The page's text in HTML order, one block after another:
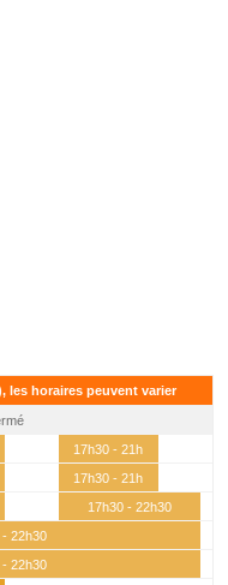
les horaires peuvent varier
17h30 - 21h
17h30 - 21h
17h30 - 22h30
- 22h30
- 22h30